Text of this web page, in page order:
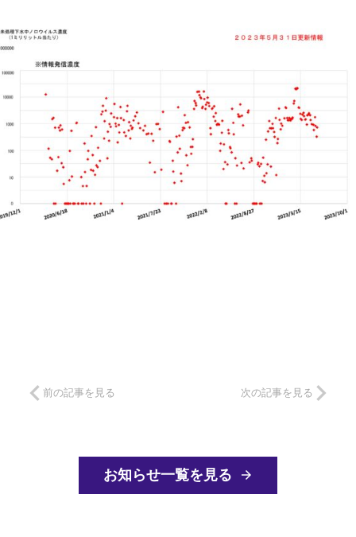
前の記事を見る 次の記事を見る
お知らせ一覧を見る arrow_forward